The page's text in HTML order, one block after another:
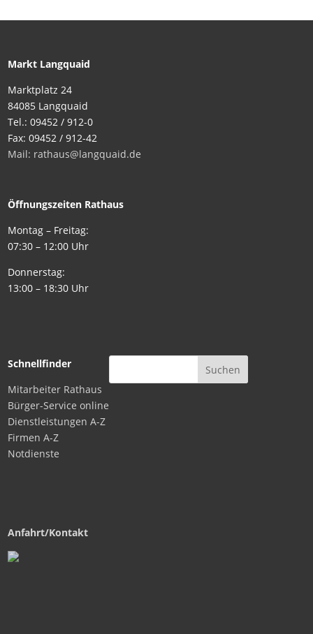
Markt Langquaid
Marktplatz 24
84085 Langquaid
Tel.: 09452 / 912-0
Fax: 09452 / 912-42
Mail: rathaus@langquaid.de
Öffnungszeiten Rathaus
Montag – Freitag:
07:30 – 12:00 Uhr
Donnerstag:
13:00 – 18:30 Uhr
Schnellfinder
Mitarbeiter Rathaus
Bürger-Service online
Dienstleistungen A-Z
Firmen A-Z
Notdienste
Anfahrt/Kontakt